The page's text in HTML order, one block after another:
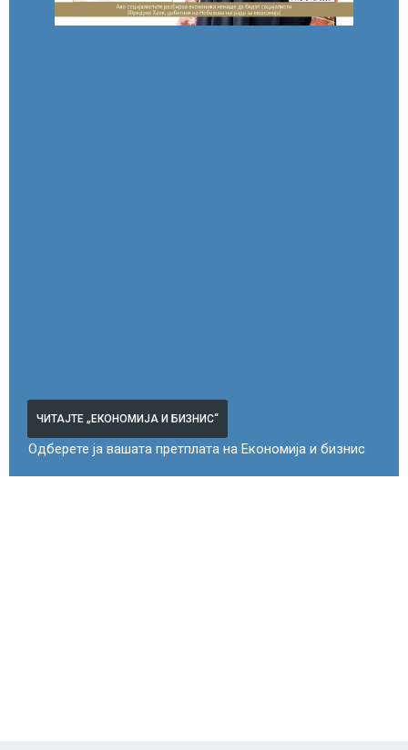
ЧИТАЈТЕ „ЕКОНОМИЈА И БИЗНИС“
Одберете ја вашата претплата на Економија и бизнис